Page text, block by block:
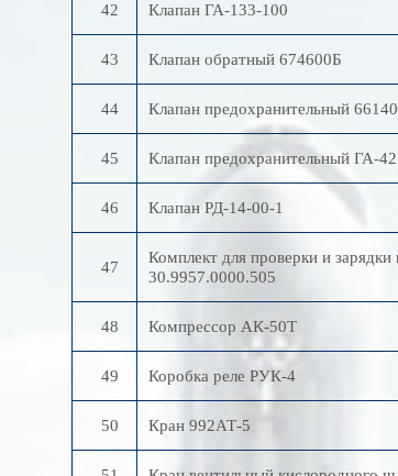
42 Клапан ГА-133-100
43 Клапан обратный 674600Б
44 Клапан предохранительный
45 Клапан предохранительный ГА-42
46 Клапан РД-14-00-1
47
Комплект для проверки и
30.9957.0000.505
48 Компрессор АК-50Т
49 Коробка реле РУК-4
50 Кран 992АТ-5